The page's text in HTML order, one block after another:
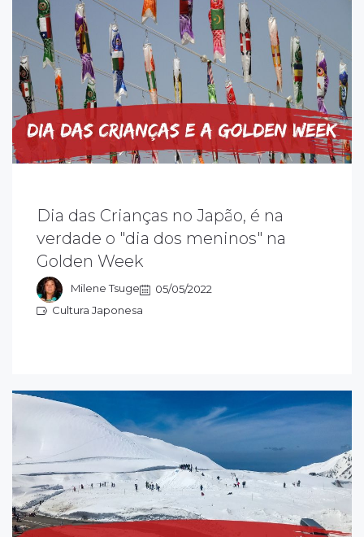
Dia das Crianças no Japão, é na
verdade o "dia dos meninos" na
Golden Week
Milene Tsuge
05/05/2022
Cultura Japonesa
a Golden Week, o país inteiro fica
com os koinobori, flâmulas
de carpas em celebração ao Dia
Meninos. A carpa simboliza a resistência,
e a força.